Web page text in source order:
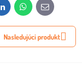
LinkedInWhatsApp
E-
mail
Nasledujúci produkt